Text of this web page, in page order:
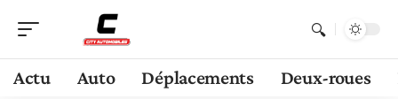
Actu Auto Déplacements Deux-roues